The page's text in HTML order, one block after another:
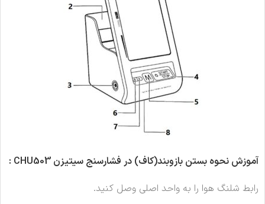
آموزش نحوه بستن بازوبند(کاف) در فشارسنج سیتیزن CHU503
:
رابط شلنگ هوا را به واحد اصلی وصل کنید.